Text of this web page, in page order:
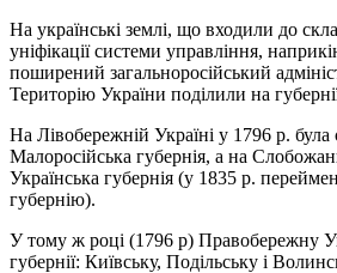
На українські землі, що входили до
уніфікації системи управління,
поширений загальноросійський
Територію України поділили на
На Лівобережній Україні у 1796 р. була
Малоросійська губернія, а на
Українська губернія (у 1835 р.
губернію).
У тому ж році (1796 р) Правобережну
губернії: Київську, Подільську і